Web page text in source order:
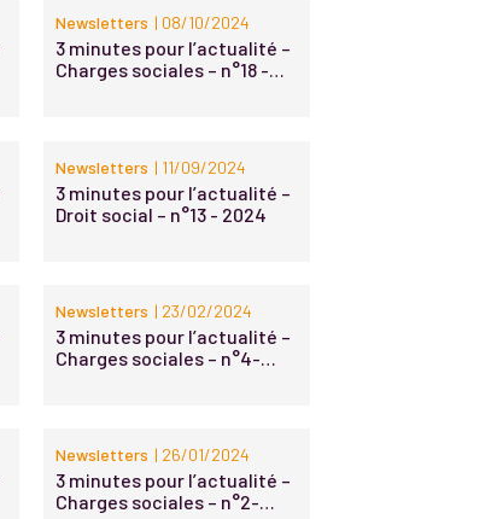
Newsletters | 08/10/2024
3 minutes pour l’actualité –
Charges sociales – n°18 -
Newsletters | 11/09/2024
3 minutes pour l’actualité –
Droit social – n°13 - 2024
Newsletters | 23/02/2024
3 minutes pour l’actualité –
Charges sociales – n°4-
Newsletters | 26/01/2024
3 minutes pour l’actualité –
Charges sociales – n°2-